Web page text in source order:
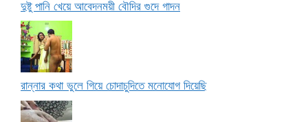
দুষ্টু পানি খেয়ে আবেদনময়ী বৌদির গুদে গাদন
রান্নার কথা ভুলে গিয়ে চোদাচুদিতে মনোযোগ দিয়েছি